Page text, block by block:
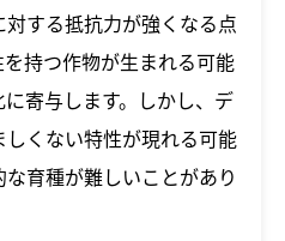
する抵抗力が強くなる点
持つ作物が生まれる可能
寄与します。しかし、デ
くない特性が現れる可能
育種が難しいことがあり